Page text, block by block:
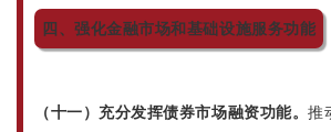
四、强化金融市场和基础设施服务功能
（十一）充分发挥债券市场融资功能。推